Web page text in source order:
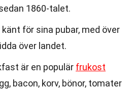
1860-talet.
för sina pubar, med över
över landet.
är en populär frukost
bacon, korv, bönor, tomater